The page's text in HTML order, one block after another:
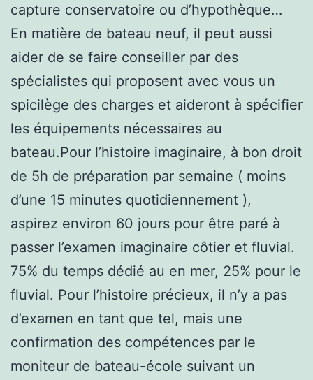
capture conservatoire ou d’hypothèque…
En matière de bateau neuf, il peut aussi
aider de se faire conseiller par des
spécialistes qui proposent avec vous un
spicilège des charges et aideront à spécifier
les équipements nécessaires au
bateau.Pour l’histoire imaginaire, à bon droit
de 5h de préparation par semaine ( moins
d’une 15 minutes quotidiennement ),
aspirez environ 60 jours pour être paré à
passer l’examen imaginaire côtier et fluvial.
75% du temps dédié au en mer, 25% pour le
fluvial. Pour l’histoire précieux, il n’y a pas
d’examen en tant que tel, mais une
confirmation des compétences par le
moniteur de bateau-école suivant un